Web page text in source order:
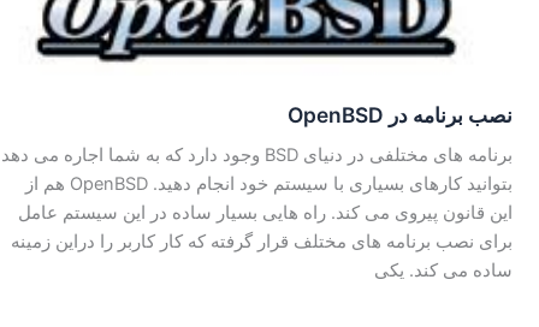
نصب برنامه در OpenBSD
برنامه های مختلفی در دنیای BSD وجود دارد که به شما اجاره می دهد
بتوانید کارهای بسیاری با سیستم خود انجام دهید. OpenBSD هم از
این قانون پیروی می کند. راه هایی بسیار ساده در این سیستم عامل
برای نصب برنامه های مختلف قرار گرفته که کار کاربر را دراین زمینه
ساده می کند. یکی